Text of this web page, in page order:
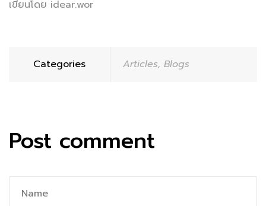
เขียนโดย idear.wor
Categories Articles, Blogs
Post comment